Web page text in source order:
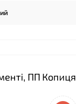
ПП Копиця